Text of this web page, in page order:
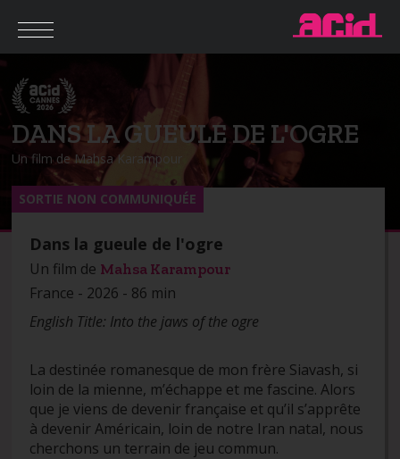
DANS LA GUEULE DE L'OGRE
Un film de Mahsa Karampour
Dans la gueule de l'ogre
Un film de Mahsa Karampour
France - 2026 - 86 min
English Title: Into the jaws of the ogre
La destinée romanesque de mon frère Siavash, si
loin de la mienne, m’échappe et me fascine. Alors
que je viens de devenir française et qu’il s’apprête
à devenir Américain, loin de notre Iran natal, nous
cherchons un terrain de jeu commun.
SORTIE NON COMMUNIQUÉE